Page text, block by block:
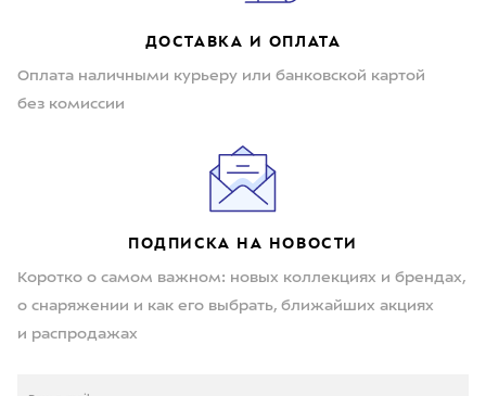
ДОСТАВКА И ОПЛАТА
Оплата наличными курьеру или банковской картой
без комиссии
ПОДПИСКА НА НОВОСТИ
Коротко о самом важном: новых коллекциях и брендах,
о снаряжении и как его выбрать, ближайших акциях
и распродажах